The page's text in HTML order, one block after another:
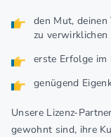
den Mut,
zu verwirklichen
erste Erfolge im
genügend
Unsere Lizenz-
gewohnt sind, ihre